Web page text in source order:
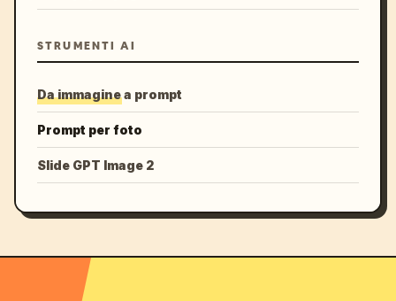
STRUMENTI AI
Da immagine a prompt
Prompt per foto
Slide GPT Image 2